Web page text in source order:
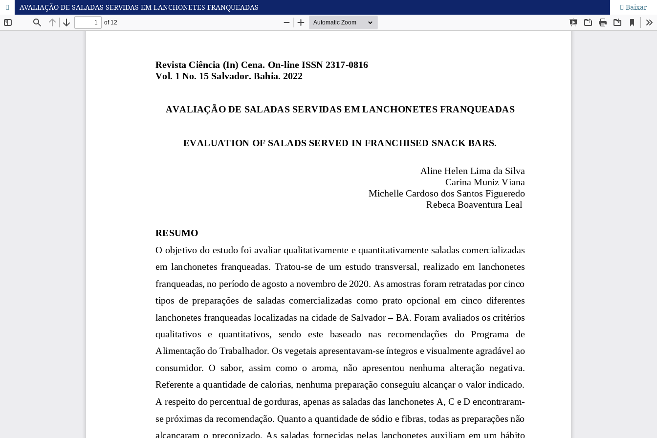
AVALIAÇÃO DE SALADAS SERVIDAS EM LANCHONETES FRANQUEADAS Baixar